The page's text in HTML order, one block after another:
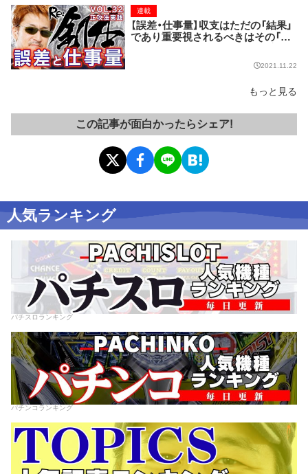
【誤差・仕事量】収支はただの「結果」
であり重要視されるべきはその「過
連載
2021.11.22
もっと見る
この記事が面白かったらシェア!
人気ランキング
パチスロランキング
パチンコランキング